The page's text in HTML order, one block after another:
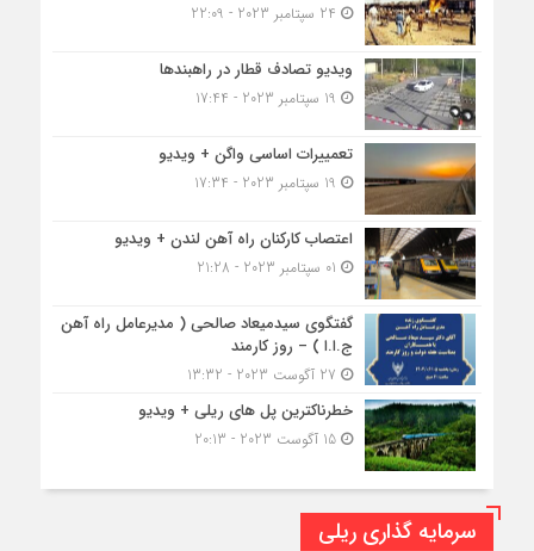
ویدیو تصادف قطار در راهبندها
تعمییرات اساسی واگن + ویدیو
اعتصاب کارکنان راه آهن لندن + ویدیو
گفتگوی سیدمیعاد صالحی ( مدیرعامل راه آهن
ج.ا.ا ) – روز کارمند
خطرناکترین پل های ریلی + ویدیو
15 آگوست 2023 - 20:13
سرمایه گذاری ریلی